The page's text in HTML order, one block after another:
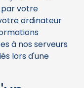
par votre
ordinateur
à nos serveurs
lors d'une